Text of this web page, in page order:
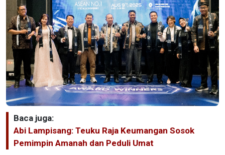
Baca juga:
Abi Lampisang: Teuku Raja Keumangan Sosok
Pemimpin Amanah dan Peduli Umat